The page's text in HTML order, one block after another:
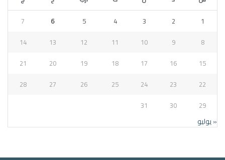
1
2
3
4
5
6
7
8
9
10
11
12
13
14
15
16
17
18
19
20
21
22
23
24
25
26
27
28
29
30
31
« يوليو